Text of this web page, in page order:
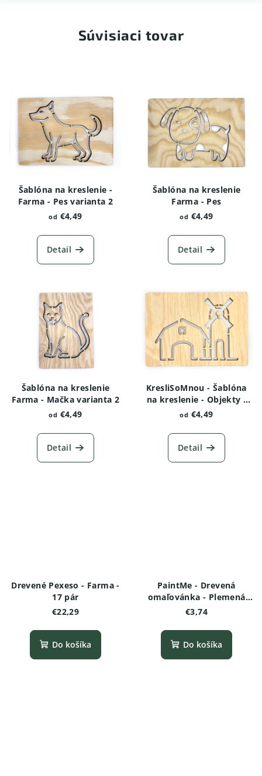
Súvisiaci tovar
Šablóna na kreslenie -
Farma - Pes varianta 2
od €4,49
Detail
Šablóna na kreslenie
Farma - Pes
od €4,49
Detail
Šablóna na kreslenie
Farma - Mačka varianta 2
od €4,49
Detail
KresliSoMnou - Šablóna
na kreslenie - Objekty -
Farma s veterným
od €4,49
Detail
Drevené Pexeso - Farma -
17 pár
€22,29
Do košíka
PaintMe - Drevená
omaľovánka - Plemená
psov - Čivava
€3,74
Do košíka